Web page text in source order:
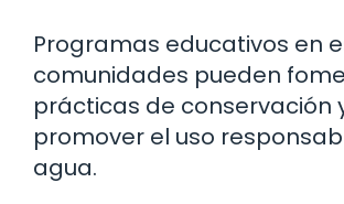
Programas educativos en
comunidades pueden
prácticas de conservación
promover el uso
agua.